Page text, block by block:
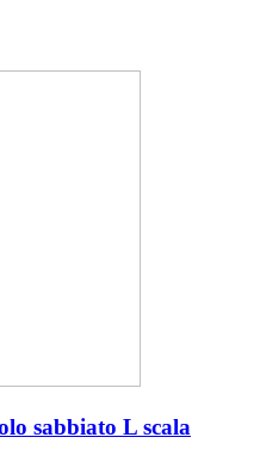
sabbiato L scala